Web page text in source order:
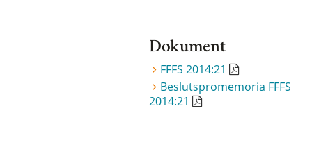
Dokument
FFFS 2014:21
Beslutspromemoria FFFS
2014:21